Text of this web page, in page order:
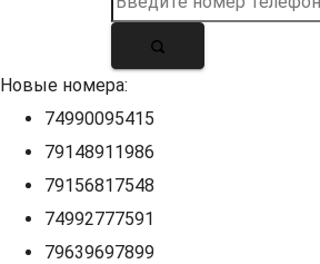
Новые номера:
74990095415
79148911986
79156817548
74992777591
79639697899